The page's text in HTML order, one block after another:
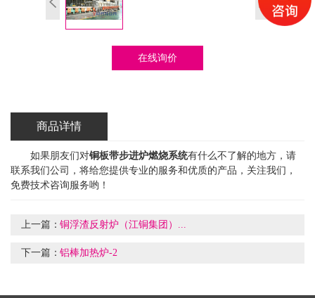
在线询价
商品详情
如果朋友们对铜板带步进炉燃烧系统有什么不了解的地方，请
联系我们公司，将给您提供专业的服务和优质的产品，关注我们，
免费技术咨询服务哟！
上一篇：铜浮渣反射炉（江铜集团）...
下一篇：铝棒加热炉-2